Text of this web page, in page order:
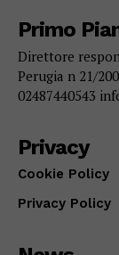
Primo
Direttore
Perugia n 21/
02487440543
Privacy
Cookie Policy
Privacy Policy